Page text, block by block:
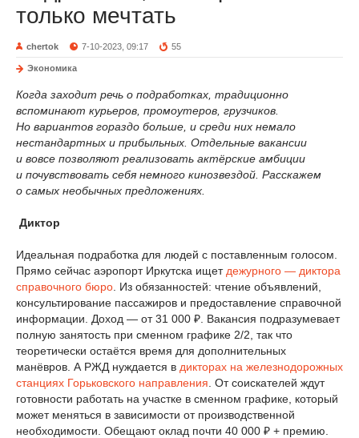
только мечтать
chertok 7-10-2023, 09:17 55
Экономика
Когда заходит речь о подработках, традиционно
вспоминают курьеров, промоутеров, грузчиков.
Но вариантов гораздо больше, и среди них немало
нестандартных и прибыльных. Отдельные вакансии
и вовсе позволяют реализовать актёрские амбиции
и почувствовать себя немного кинозвездой. Расскажем
о самых необычных предложениях.
Диктор
Идеальная подработка для людей с поставленным голосом.
Прямо сейчас аэропорт Иркутска ищет дежурного — диктора
справочного бюро . Из обязанностей: чтение объявлений,
консультирование пассажиров и предоставление справочной
информации. Доход — от 31 000 ₽. Вакансия подразумевает
полную занятость при сменном графике 2/2, так что
теоретически остаётся время для дополнительных
манёвров. А РЖД нуждается в дикторах на железнодорожных
станциях Горьковского направления . От соискателей ждут
готовности работать на участке в сменном графике, который
может меняться в зависимости от производственной
необходимости. Обещают оклад почти 40 000 ₽ + премию.